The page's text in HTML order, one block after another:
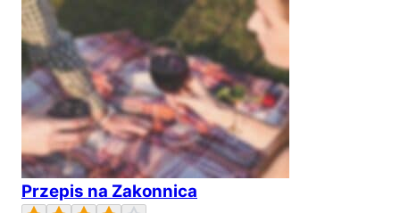
Przepis na Zakonnica